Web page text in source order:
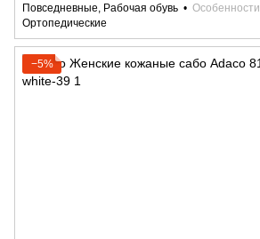
Повседневные, Рабочая обувь
Особенности
Ортопедические
−5%